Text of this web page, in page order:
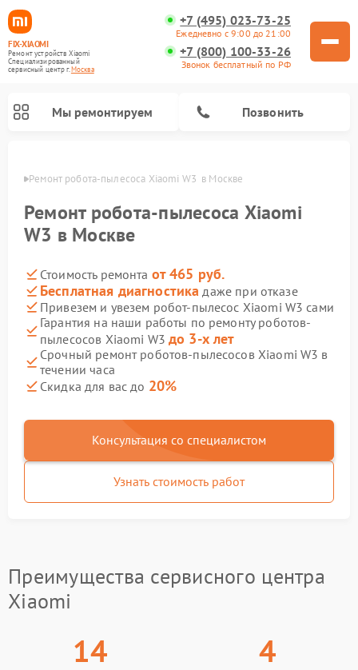
FIX-XIAOMI
Ремонт устройств Xiaomi
Специализированный
cервисный центр г.Москва
+7 (495) 023-73-25
Ежедневно с 9:00 до 21:00
+7 (800) 100-33-26
Звонок бесплатный по РФ
Мы ремонтируем Позвонить
Ремонт робота-пылесоса Xiaomi W3  в Москве
Ремонт робота-пылесоса Xiaomi
W3 в Москве
Стоимость ремонта от 465 руб.
Бесплатная диагностика даже при отказе
Привезем и увезем робот-пылесос Xiaomi W3 сами
Гарантия на наши работы по ремонту роботов-
пылесосов Xiaomi W3 до 3-х лет
Срочный ремонт роботов-пылесосов Xiaomi W3 в
течении часа
Скидка для вас до 20%
Консультация со специалистом
Узнать стоимость работ
Преимущества сервисного центра
Xiaomi
14 4